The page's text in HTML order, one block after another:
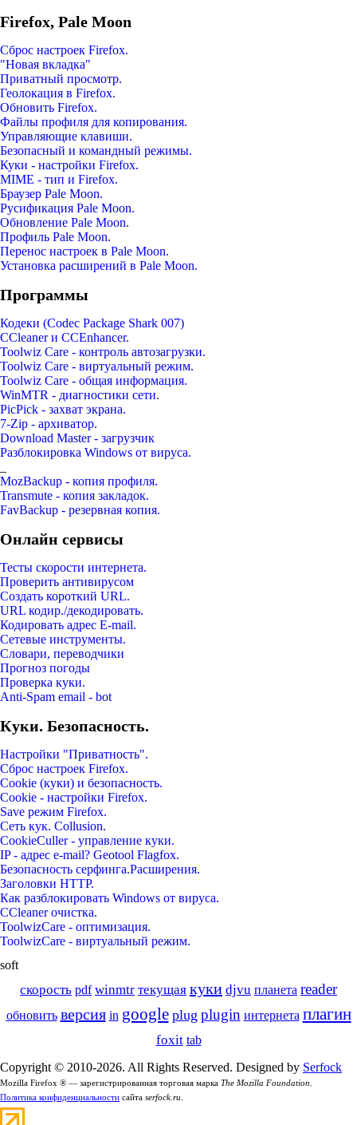
Firefox, Pale Moon
Сброс настроек Firefox.
"Новая вкладка"
Приватный просмотр.
Геолокация в Firefox.
Обновить Firefox.
Файлы профиля для копирования.
Управляющие клавиши.
Безопасный и командный режимы.
Куки - настройки Firefox.
MIME - тип и Firefox.
Браузер Pale Moon.
Русификация Pale Moon.
Обновление Pale Moon.
Профиль Pale Moon.
Перенос настроек в Pale Moon.
Установка расширений в Pale Moon.
Программы
Кодеки (Codec Package Shark 007)
CCleaner и CCEnhancer.
Toolwiz Care - контроль автозагрузки.
Toolwiz Care - виртуальный режим.
Toolwiz Care - общая информация.
WinMTR - диагностики сети.
PicPick - захват экрана.
7-Zip - архиватор.
Download Master - загрузчик
Разблокировка Windows от вируса.
MozBackup - копия профиля.
Transmute - копия закладок.
FavBackup - резервная копия.
Онлайн сервисы
Тесты скорости интернета.
Проверить антивирусом
Создать короткий URL.
URL кодир./декодировать.
Кодировать адрес E-mail.
Сетевые инструменты.
Словари, переводчики
Прогноз погоды
Проверка куки.
Anti-Spam email - bot
Куки. Безопасность.
Настройки "Приватность".
Сброс настроек Firefox.
Cookie (куки) и безопасность.
Cookie - настройки Firefox.
Save режим Firefox.
Сеть кук. Collusion.
CookieCuller - управление куки.
IP - адрес e-mail? Geotool Flagfox.
Безопасность серфинга.Расширения.
Заголовки HTTP.
Как разблокировать Windows от вируса.
CCleaner очистка.
ToolwizCare - оптимизация.
ToolwizCare - виртуальный режим.
soft
скорость pdf winmtr текущая куки djvu планета reader
обновить версия in google plug plugin интернета плагин
foxit tab
Copyright © 2010-2026. All Rights Reserved. Designed by Serfock
Mozilla Firefox ® — зарегистрированная торговая марка The Mozilla Foundation
Политика конфиденциальности сайта serfock.ru